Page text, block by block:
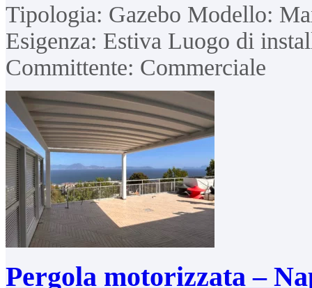
Tipologia: Gazebo Modello:
Esigenza: Estiva Luogo di
Committente: Commerciale
Pergola motorizzata –